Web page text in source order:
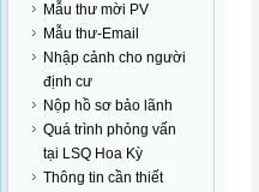
Mẫu thư mời PV
Mẫu thư-Email
Nhập cảnh cho người
định cư
Nộp hồ sơ bảo lãnh
Quá trình phỏng vấn
tại LSQ Hoa Kỳ
Thông tin cần thiết